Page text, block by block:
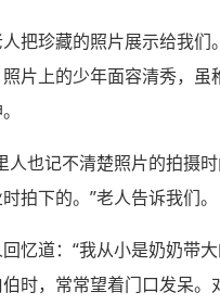
把珍藏的照片展示给我们
片上的少年面容清秀，虽
人也记不清楚照片的拍摄
拍下的。”老人告诉我们。
忆道：“我从小是奶奶带
时，常常望着门口发呆。